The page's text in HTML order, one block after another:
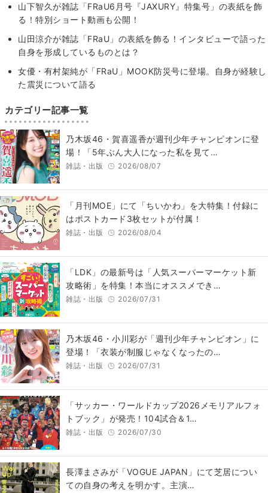
山下智久が雑誌「FRaU6月号『JAXURY』特集号」の表紙を飾
る！特別ショート動画も公開！
山田涼介が雑誌「FRaU」の表紙を飾る！インタビューで語った
自身を形成しているものとは？
女優・有村架純が「FRaU」MOOK防災号に登場。自身が経験し
た震災について語る
カテゴリー記事一覧
乃木坂46・賀喜遥香が週刊少年チャンピオンに登
場！「5年ぶん大人になった私を見て…
雑誌・出版 2026/08/07
「月刊MOE」にて「ちいかわ」を大特集！付録に
はポストカード3枚セットが付属！
雑誌・出版 2026/08/04
「LDK」の最新号は「人気スーパーマーケット新
攻略術」を特集！本当にオススメでき…
雑誌・出版 2026/07/31
乃木坂46・小川彩が「週刊少年チャンピオン」に
登場！「衣装が制服じゃなくなったの…
雑誌・出版 2026/07/31
「サッカー・ワールドカップ2026メモリアルフォ
トブック」が発売！104試合＆1…
雑誌・出版 2026/07/30
長澤まさみが「VOGUE JAPAN」にて芝居につい
ての自身の考えを明かす。主演…